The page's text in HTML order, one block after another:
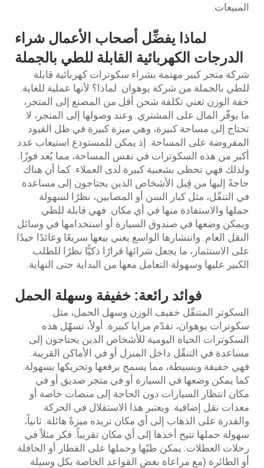
المبيعات.
لماذا يفضِّل أصحاب الأعمال شراء
الدرجات الكهربائية القابلة للطي بالجملة
شركة متجر كبير مهتمة بشراء سكوترات كهربائية قابلة
للطي بالجملة من شركة يوهوان. لماذا؟ لأنها عملية للغاية.
خفة الوزن تعني تكلفة شحن أقل من المصنع إلى المتجر،
ما يوفّر المال على المشتري. وعند وصولها إلى المتجر، لا
تحتاج إلى مساحة كبيرة، وهي ميزة كبيرة في ظل القيود
المفروضة على المساحة. إذ يمكن للمستودع استيعاب عدد
أكبر من هذه السكوترات في نفس المساحة، مما يُعد فوزًا.
ولذلك فهي تحظى بشعبية كبيرة لدى العملاء. كما أن هناك
حاجةً إليها من قِبل الأشخاص الذين يحتاجون إلى مساعدة
في التنقّل، مثل كبار السن أو المصابين، نظرًا لسهولة
حملها والاستفادة منها في أي مكان. فهي قابلة للطي
ويمكن وضعها في صندوق السيارة أو استخدامها في وسائل
النقل العام. وانتشارها الواسع يعني بيعها سريعًا وعائدًا جيدًا
على الاستثمار، ما يجعل شرائها قرارًا ذكيًّا نظرًا للطلب
الكبير عليها وسهولة التعامل معها من البداية حتى النهاية.
فوائد رائعة: خفيفة وسهلة الحمل
السكوتر المتنقّل خفيف الوزن وسهل الحمل، مثل
سكوترات يوهوان، تقدّم مزايا كبيرة. أولاً، تسهّل هذه
السكوترات الحياة اليومية للأشخاص الذين يحتاجون إلى
مساعدة في التنقّل داخل المنزل أو في الأماكن القريبة.
فهي خفيفة وبسيطة، مما يسمح برفعها وتحريكها بسهولة.
كما يمكن وضعها في السيارة أو في متجر صديق أو في
مكان انتظار السيارات دون الحاجة إلى منصات خاصة أو
معدات نقل إضافية. ويعتبر هذا الاستقلال في الحركة
والقدرة على الذهاب إلى أي مكان تريده ميزةً هائلة. ثانياً،
سهولة حملها تتيح أخذها إلى أي مكان تقريباً. فكر مثلاً في
رحلات العطلات: يمكن طيّها وحملها على القطار أو الحافلة
أو الطائرة (مع مراعاة بعض القواعد الخاصة بكل وسيلة